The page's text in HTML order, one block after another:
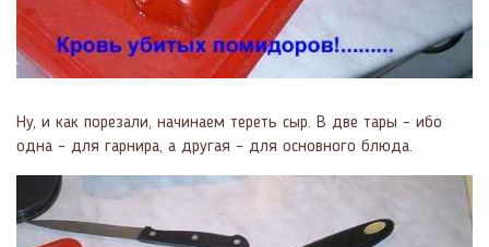
Ну, и как порезали, начинаем тереть сыр. В две тары – ибо
одна – для гарнира, а другая – для основного блюда.